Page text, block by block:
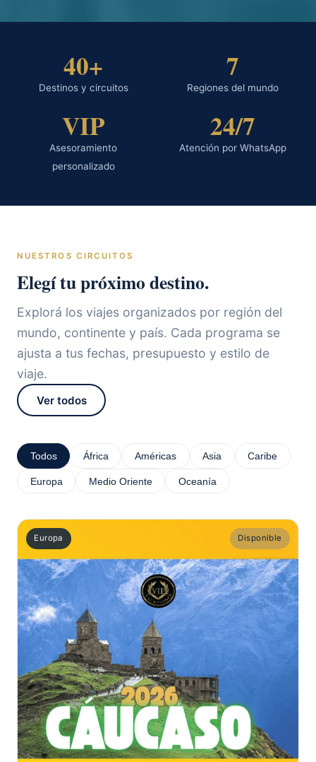
40+
Destinos y circuitos
7
Regiones del mundo
VIP
Asesoramiento
personalizado
24/7
Atención por WhatsApp
NUESTROS CIRCUITOS
Elegí tu próximo destino.
Explorá los viajes organizados por región del
mundo, continente y país. Cada programa se
ajusta a tus fechas, presupuesto y estilo de
viaje.
Ver todos
Todos África Américas Asia Caribe
Europa Medio Oriente Oceanía
Europa Disponible